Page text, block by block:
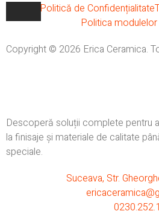
Politică de Confidențialitate
Politica
Copyright © 2026 Erica Ceramica.
Descoperă soluții complete pentru
la finisaje și materiale de calitate
speciale.
Suceava, Str.